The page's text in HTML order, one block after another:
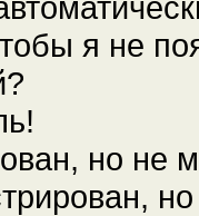
я не
но не